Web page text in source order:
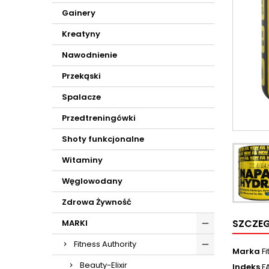
Gainery
Kreatyny
Nawodnienie
Przekąski
Spalacze
Przedtreningówki
Shoty funkcjonalne
Witaminy
Węglowodany
Zdrowa Żywność
MARKI
Fitness Authority
Beauty-Elixir
Marka